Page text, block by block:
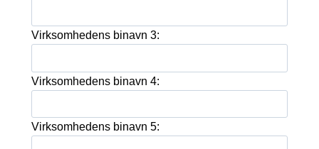
Virksomhedens binavn 3:
Virksomhedens binavn 4:
Virksomhedens binavn 5: